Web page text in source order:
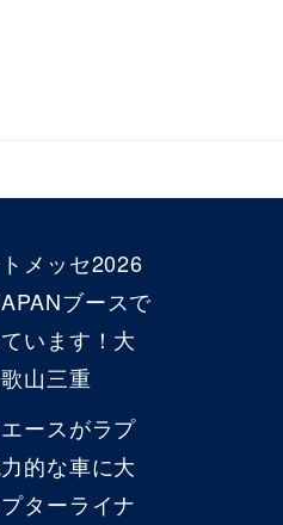
メッセ2026
ブースで
います！大
山三重
ースがラプ
的な車に大
ターライナ